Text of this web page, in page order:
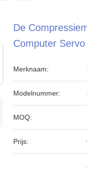
De
Computer
Merknaam:
Modelnummer:
MOQ:
Prijs: